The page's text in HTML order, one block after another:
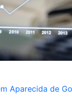
Aparecida de